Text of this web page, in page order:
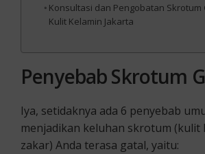
Konsultasi dan Pengobatan Skrotum
Kulit Kelamin Jakarta
Penyebab Skrotum
Iya, setidaknya ada 6 penyebab
menjadikan keluhan skrotum (kulit
zakar) Anda terasa gatal, yaitu: